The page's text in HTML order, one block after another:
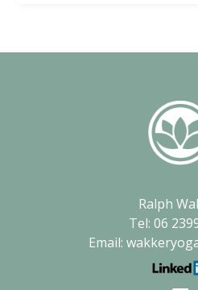
Ralph
Tel: 06
Email: